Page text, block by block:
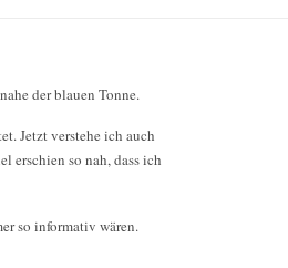
der blauen Tonne.
Jetzt verstehe ich auch
erschien so nah, dass ich
so informativ wären.